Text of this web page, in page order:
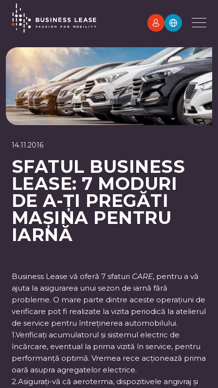
14.11.2016
SFATUL BUSINESS
LEASE: 7 MODURI
DE A-ȚI PREGĂTI
MAȘINA PENTRU
IARNĂ
Business Lease vă oferă 7 sfaturi CARE, pentru a vă
ajuta la asigurarea unui sezon de iarnă fără
probleme. O mare parte dintre aceste operațiuni de
verificare pot fi realizate la vizita periodică la atelierul
de service pentru întreținerea automobilului.
1.Verificați acumulatorul și sistemul electric de
încărcare, eventual la prima vizită în service, pentru
performanță optimă. Vremea rece acționează prima
oară asupra agregatelor electrice.
2.Asigurați-vă că aeroterma, dispozitivele angivraj și